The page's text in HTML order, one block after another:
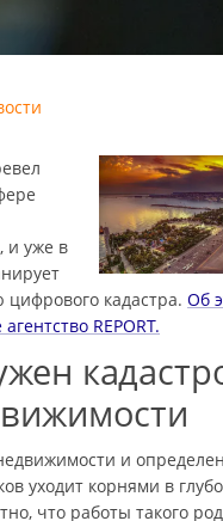
и уже в
цифрового кадастра. Об
REPORT.
и
уходит корнями в
что работы такого